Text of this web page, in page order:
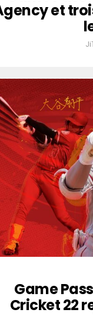
et
Game
Cricket 22